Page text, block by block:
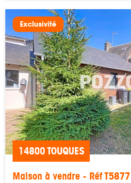
Exclusivité
14800 TOUQUES
Maison à vendre - Réf T5877